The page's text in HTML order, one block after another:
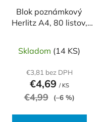
Blok poznámkový
Herlitz A4, 80 listov,
Skladom (14 KS)
€3,81 bez DPH
€4,69 / KS
€4,99 (–6 %)